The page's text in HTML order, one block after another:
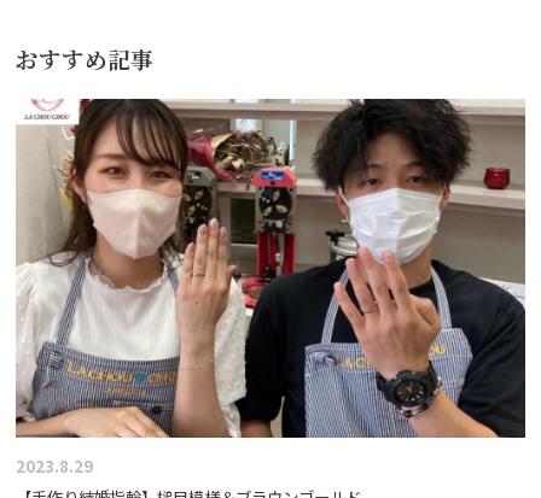
ビ
ー
ン
おすすめ記事
2023.8.29